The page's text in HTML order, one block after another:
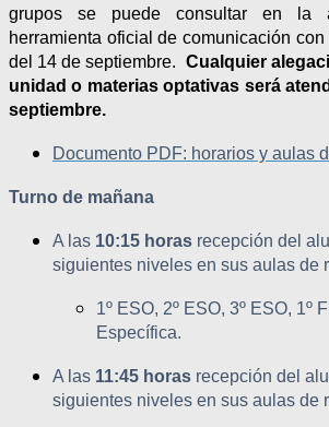
grupos se puede consultar en la
herramienta oficial de comunicación
del 14 de septiembre. Cualquier
unidad o materias optativas será
septiembre.
Documento PDF: horarios y aulas
Turno de mañana
A las 10:15 horas recepción del
siguientes niveles en sus aulas de
1º ESO, 2º ESO, 3º ESO, 1º
Específica.
A las 11:45 horas recepción del
siguientes niveles en sus aulas de